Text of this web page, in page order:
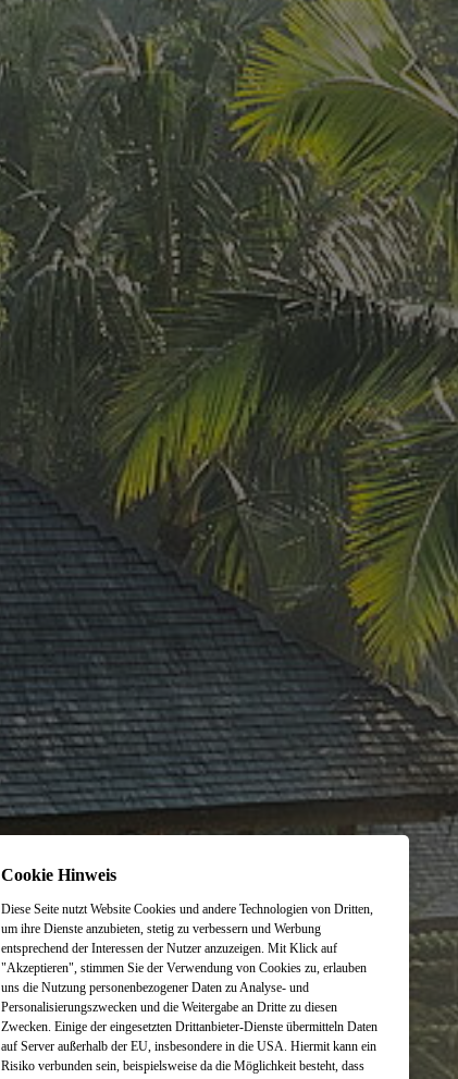
Cookie Hinweis
Diese Seite nutzt Website Cookies und andere Technologien von Dritten,
um ihre Dienste anzubieten, stetig zu verbessern und Werbung
entsprechend der Interessen der Nutzer anzuzeigen. Mit Klick auf
"Akzeptieren", stimmen Sie der Verwendung von Cookies zu, erlauben
uns die Nutzung personenbezogener Daten zu Analyse- und
Personalisierungszwecken und die Weitergabe an Dritte zu diesen
Zwecken. Einige der eingesetzten Drittanbieter-Dienste übermitteln Daten
auf Server außerhalb der EU, insbesondere in die USA. Hiermit kann ein
Risiko verbunden sein, beispielsweise da die Möglichkeit besteht, dass